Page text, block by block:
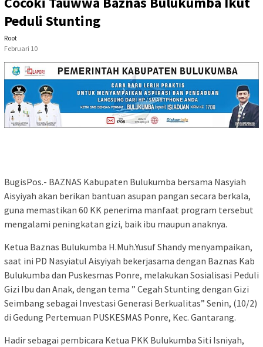
Peduli Stunting
Root
Februari 10
BugisPos.- BAZNAS Kabupaten Bulukumba bersama Nasyiah
Aisyiyah akan berikan bantuan asupan pangan secara berkala,
guna memastikan 60 KK penerima manfaat program tersebut
mengalami peningkatan gizi, baik ibu maupun anaknya.
Ketua Baznas Bulukumba H.Muh.Yusuf Shandy menyampaikan,
saat ini PD Nasyiatul Aisyiyah bekerjasama dengan Baznas Kab
Bulukumba dan Puskesmas Ponre, melakukan Sosialisasi Peduli
Gizi Ibu dan Anak, dengan tema ” Cegah Stunting dengan Gizi
Seimbang sebagai Investasi Generasi Berkualitas” Senin, (10/2)
di Gedung Pertemuan PUSKESMAS Ponre, Kec. Gantarang.
Hadir sebagai pembicara Ketua PKK Bulukumba Siti Isniyah,